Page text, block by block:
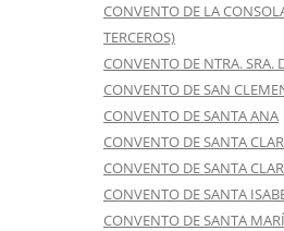
CONVENTO DE LA
TERCEROS)
CONVENTO DE NTRA. SRA.
CONVENTO DE SAN
CONVENTO DE SANTA ANA
CONVENTO DE SANTA
CONVENTO DE SANTA
CONVENTO DE SANTA
CONVENTO DE SANTA